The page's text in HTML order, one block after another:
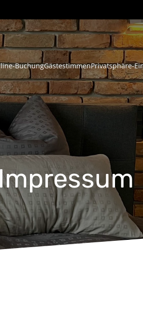
BuchungGästestimmenPrivatsphäre-